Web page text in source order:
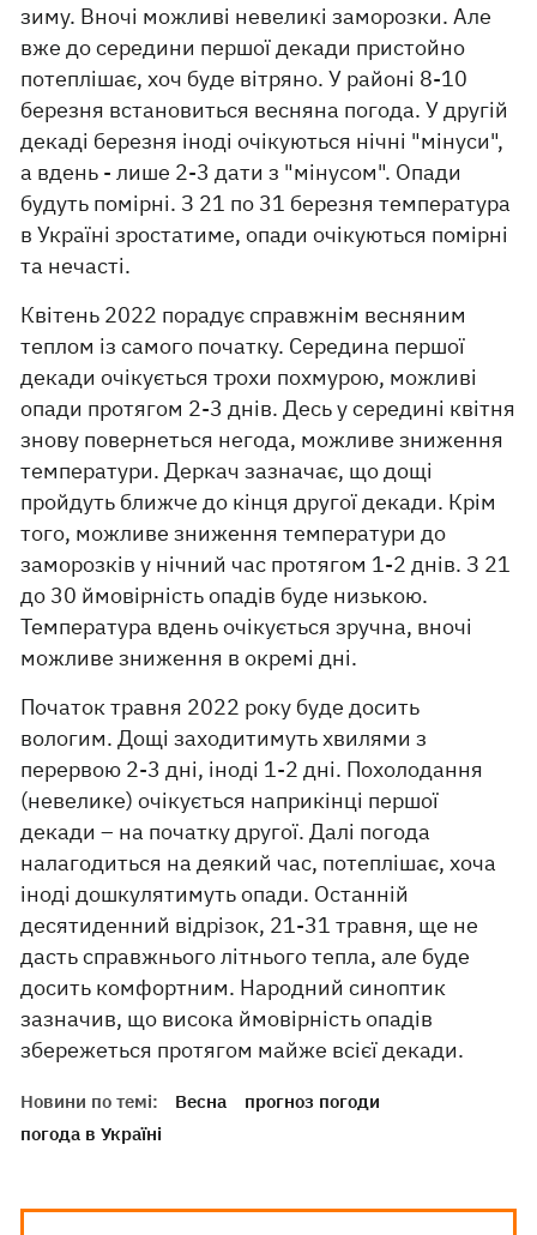
зиму. Вночі можливі невеликі заморозки. Але
вже до середини першої декади пристойно
потеплішає, хоч буде вітряно. У районі 8-10
березня встановиться весняна погода. У другій
декаді березня іноді очікуються нічні "мінуси",
а вдень - лише 2-3 дати з "мінусом". Опади
будуть помірні. З 21 по 31 березня температура
в Україні зростатиме, опади очікуються помірні
та нечасті.
Квітень 2022 порадує справжнім весняним
теплом із самого початку. Середина першої
декади очікується трохи похмурою, можливі
опади протягом 2-3 днів. Десь у середині квітня
знову повернеться негода, можливе зниження
температури. Деркач зазначає, що дощі
пройдуть ближче до кінця другої декади. Крім
того, можливе зниження температури до
заморозків у нічний час протягом 1-2 днів. З 21
до 30 ймовірність опадів буде низькою.
Температура вдень очікується зручна, вночі
можливе зниження в окремі дні.
Початок травня 2022 року буде досить
вологим. Дощі заходитимуть хвилями з
перервою 2-3 дні, іноді 1-2 дні. Похолодання
(невелике) очікується наприкінці першої
декади – на початку другої. Далі погода
налагодиться на деякий час, потеплішає, хоча
іноді дошкулятимуть опади. Останній
десятиденний відрізок, 21-31 травня, ще не
дасть справжнього літнього тепла, але буде
досить комфортним. Народний синоптик
зазначив, що висока ймовірність опадів
збережеться протягом майже всієї декади.
Новини по темі: Весна
прогноз погоди
погода в Україні